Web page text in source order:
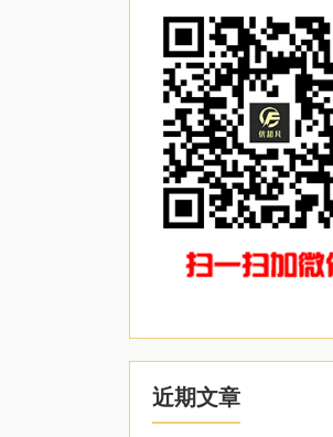
近期文章